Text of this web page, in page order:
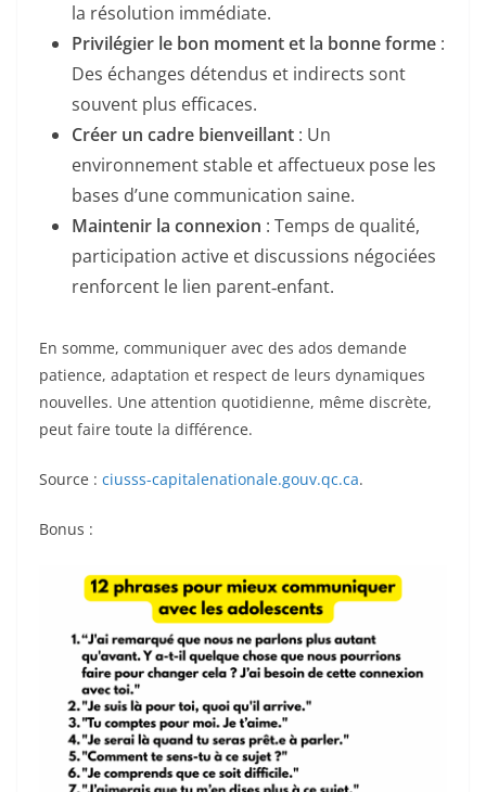
la résolution immédiate.
Privilégier le bon moment et la bonne forme :
Des échanges détendus et indirects sont
souvent plus efficaces.
Créer un cadre bienveillant : Un
environnement stable et affectueux pose les
bases d’une communication saine.
Maintenir la connexion : Temps de qualité,
participation active et discussions négociées
renforcent le lien parent‑enfant.
En somme, communiquer avec des ados demande
patience, adaptation et respect de leurs dynamiques
nouvelles. Une attention quotidienne, même discrète,
peut faire toute la différence.
Source : ciusss-capitalenationale.gouv.qc.ca.
Bonus :